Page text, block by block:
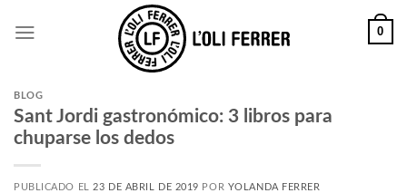
0
BLOG
Sant Jordi gastronómico: 3 libros para
chuparse los dedos
PUBLICADO EL 23 DE ABRIL DE 2019 POR YOLANDA FERRER